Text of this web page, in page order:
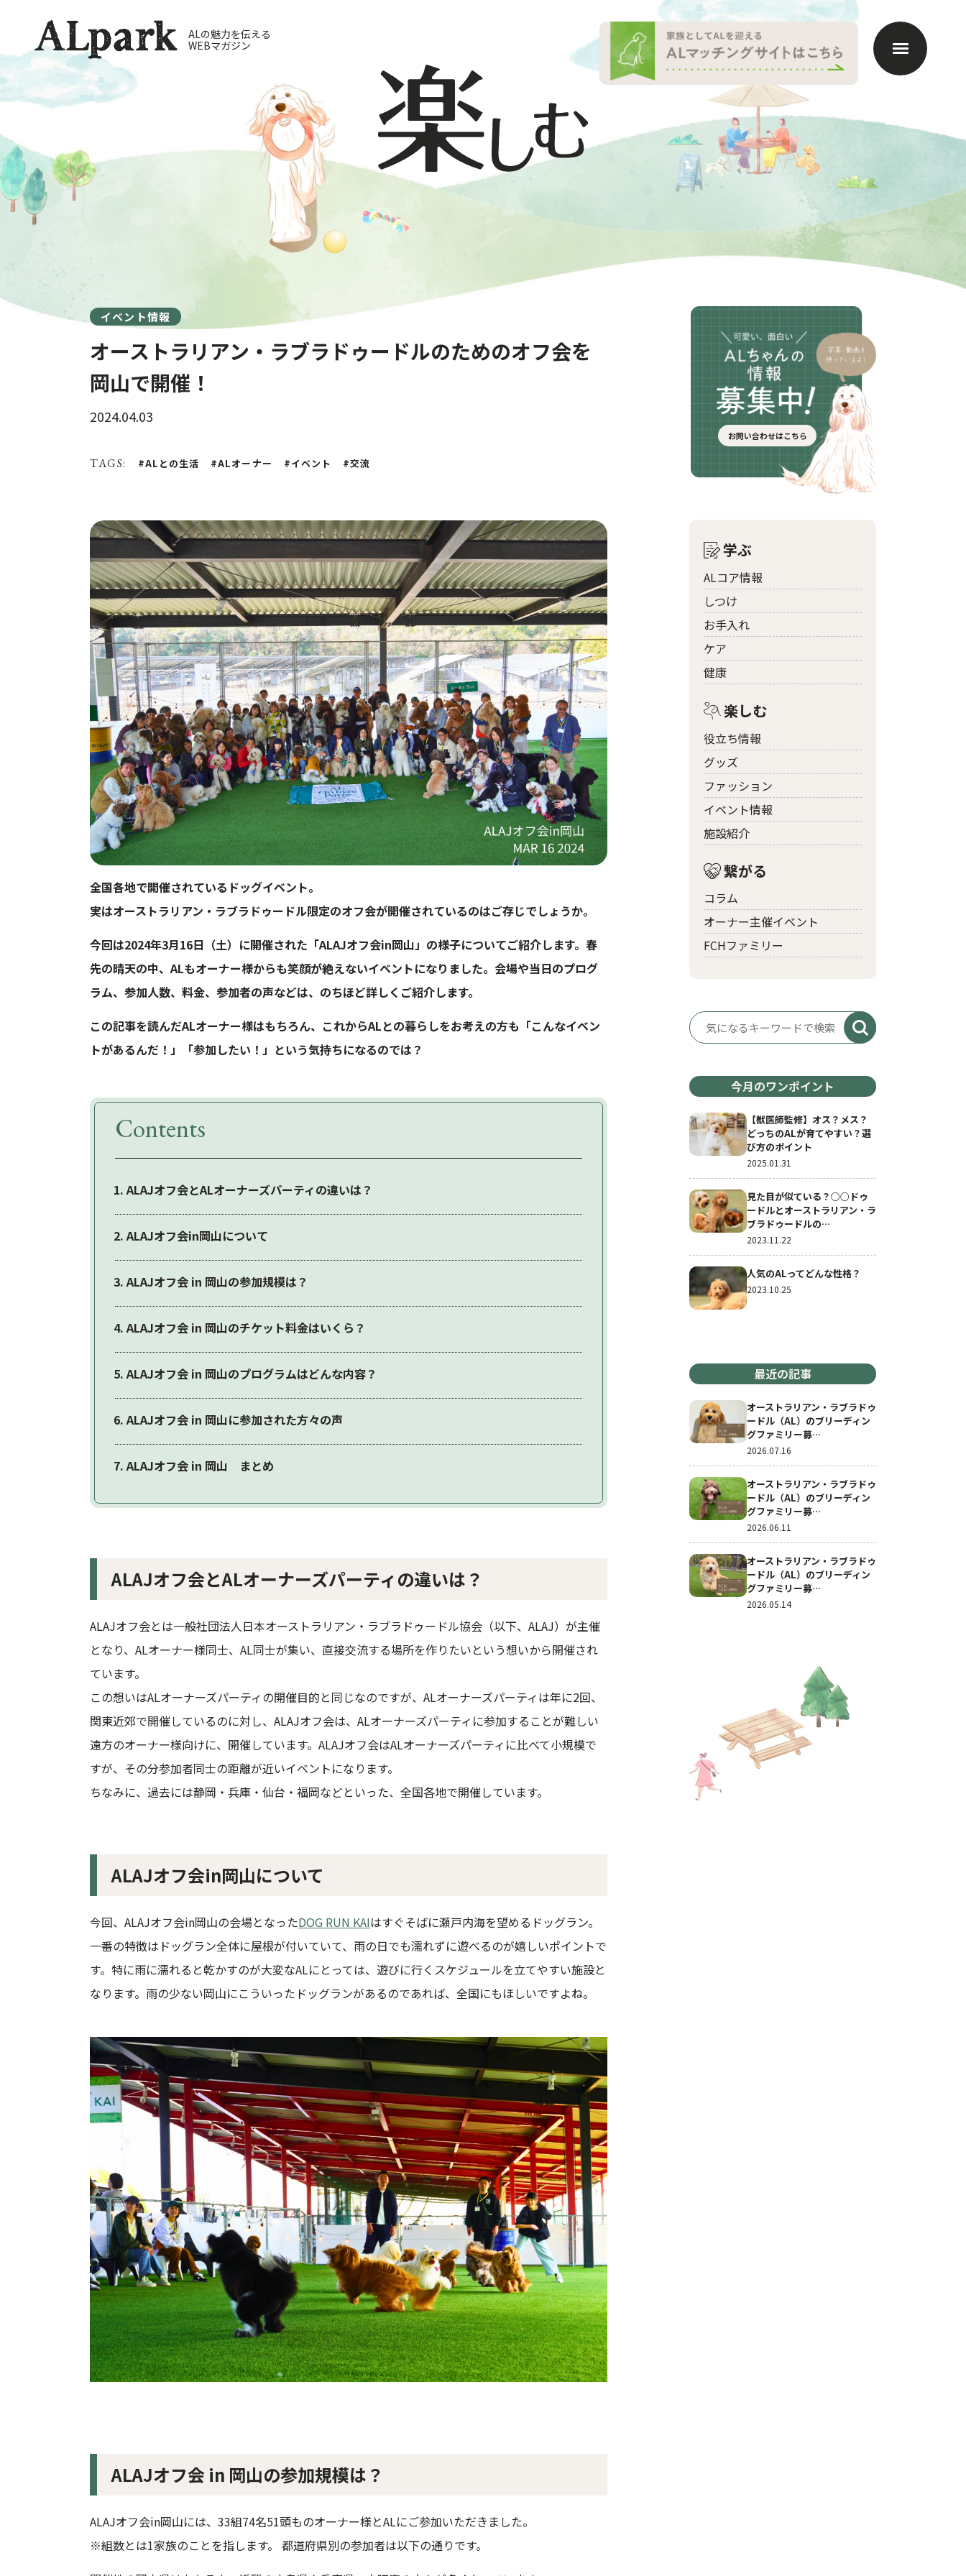
ALの魅力を伝える
WEBマガジン
イベント情報
オーストラリアン・ラブラドゥードルのためのオフ会を
岡山で開催！
2024.04.03
TAGS: ALとの生活 ALオーナー イベント 交流
全国各地で開催されているドッグイベント。
実はオーストラリアン・ラブラドゥードル限定のオフ会が開催されているのはご存じでしょうか。
今回は2024年3月16日（土）に開催された「ALAJオフ会in岡山」の様子についてご紹介します。春
先の晴天の中、ALもオーナー様からも笑顔が絶えないイベントになりました。会場や当日のプログ
ラム、参加人数、料金、参加者の声などは、のちほど詳しくご紹介します。
この記事を読んだALオーナー様はもちろん、これからALとの暮らしをお考えの方も「こんなイベン
トがあるんだ！」「参加したい！」という気持ちになるのでは？
Contents
ALAJオフ会とALオーナーズパーティの違いは？
ALAJオフ会in岡山について
ALAJオフ会 in 岡山の参加規模は？
ALAJオフ会 in 岡山のチケット料金はいくら？
ALAJオフ会 in 岡山のプログラムはどんな内容？
ALAJオフ会 in 岡山に参加された方々の声
ALAJオフ会 in 岡山 まとめ
ALAJオフ会とALオーナーズパーティの違いは？
ALAJオフ会とは一般社団法人日本オーストラリアン・ラブラドゥードル協会（以下、ALAJ）が主催
となり、ALオーナー様同士、AL同士が集い、直接交流する場所を作りたいという想いから開催され
ています。
この想いはALオーナーズパーティの開催目的と同じなのですが、ALオーナーズパーティは年に2回、
関東近郊で開催しているのに対し、ALAJオフ会は、ALオーナーズパーティに参加することが難しい
遠方のオーナー様向けに、開催しています。ALAJオフ会はALオーナーズパーティに比べて小規模で
すが、その分参加者同士の距離が近いイベントになります。
ちなみに、過去には静岡・兵庫・仙台・福岡などといった、全国各地で開催しています。
ALAJオフ会in岡山について
今回、ALAJオフ会in岡山の会場となったDOG RUN KAIはすぐそばに瀬戸内海を望めるドッグラン。
一番の特徴はドッグラン全体に屋根が付いていて、雨の日でも濡れずに遊べるのが嬉しいポイントで
す。特に雨に濡れると乾かすのが大変なALにとっては、遊びに行くスケジュールを立てやすい施設と
なります。雨の少ない岡山にこういったドッグランがあるのであれば、全国にもほしいですよね。
ALAJオフ会 in 岡山の参加規模は？
ALAJオフ会in岡山には、33組74名51頭ものオーナー様とALにご参加いただきました。
※組数とは1家族のことを指します。 都道府県別の参加者は以下の通りです。
お問い合わせはこちら
学ぶ
ALコア情報
しつけ
お手入れ
ケア
健康
楽しむ
役立ち情報
グッズ
ファッション
イベント情報
施設紹介
繋がる
コラム
オーナー主催イベント
FCHファミリー
今月のワンポイント
【獣医師監修】オス？メス？
どっちのALが育てやすい？選
び方のポイント
2025.01.31
見た目が似ている？○○ドゥ
ードルとオーストラリアン・ラ
ブラドゥードルの…
2023.11.22
人気のALってどんな性格？
2023.10.25
最近の記事
オーストラリアン・ラブラドゥ
ードル（AL）のブリーディン
グファミリー募…
2026.07.16
オーストラリアン・ラブラドゥ
ードル（AL）のブリーディン
グファミリー募…
2026.06.11
オーストラリアン・ラブラドゥ
ードル（AL）のブリーディン
グファミリー募…
2026.05.14